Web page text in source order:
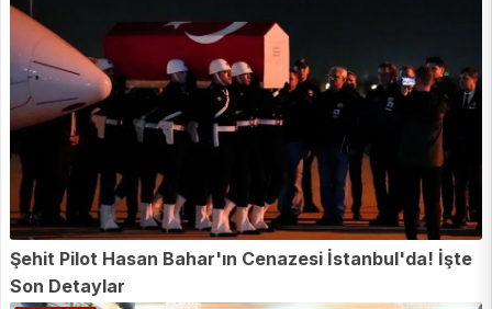
Şehit Pilot Hasan Bahar'ın Cenazesi İstanbul'da! İşte
Son Detaylar